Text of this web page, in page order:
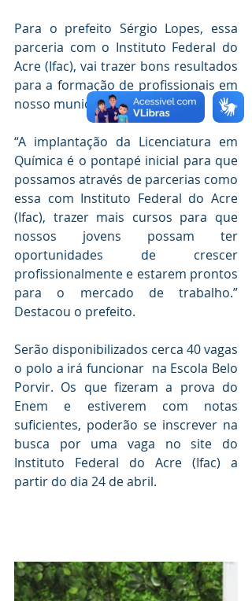
Para o prefeito Sérgio Lopes, essa
parceria com o Instituto Federal do
Acre (Ifac), vai trazer bons resultados
para a formação de profissionais em
nosso município.
“A implantação da Licenciatura em
Química é o pontapé inicial para que
possamos através de parcerias como
essa com Instituto Federal do Acre
(Ifac), trazer mais cursos para que
nossos jovens possam ter
oportunidades de crescer
profissionalmente e estarem prontos
para o mercado de trabalho.”
Destacou o prefeito.
Serão disponibilizados cerca 40 vagas
o polo a irá funcionar  na Escola Belo
Porvir. Os que fizeram a prova do
Enem e estiverem com notas
suficientes, poderão se inscrever na
busca por uma vaga no site do
Instituto Federal do Acre (Ifac) a
partir do dia 24 de abril.